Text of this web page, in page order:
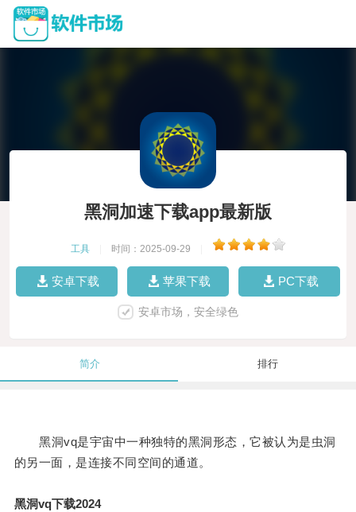
黑洞加速下载app最新版
工具 时间：2025-09-29
安卓下载 苹果下载 PC下载
安卓市场，安全绿色
简介 排行
黑洞vq是宇宙中一种独特的黑洞形态，它被认为是虫洞
的另一面，是连接不同空间的通道。
黑洞vq下载2024